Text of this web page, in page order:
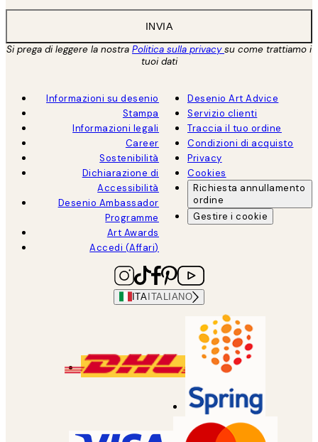
INVIA
Si prega di leggere la nostra Politica sulla privacysu come trattiamo i
tuoi dati
Informazioni su desenio
Stampa
Informazioni legali
Career
Sostenibilità
Dichiarazione di
Accessibilità
Desenio Ambassador
Programme
Art Awards
Accedi (Affari)
Desenio Art Advice
Servizio clienti
Traccia il tuo ordine
Condizioni di acquisto
Privacy
Cookies
Richiesta annullamento
ordine
Gestire i cookie
ITA ITALIANO